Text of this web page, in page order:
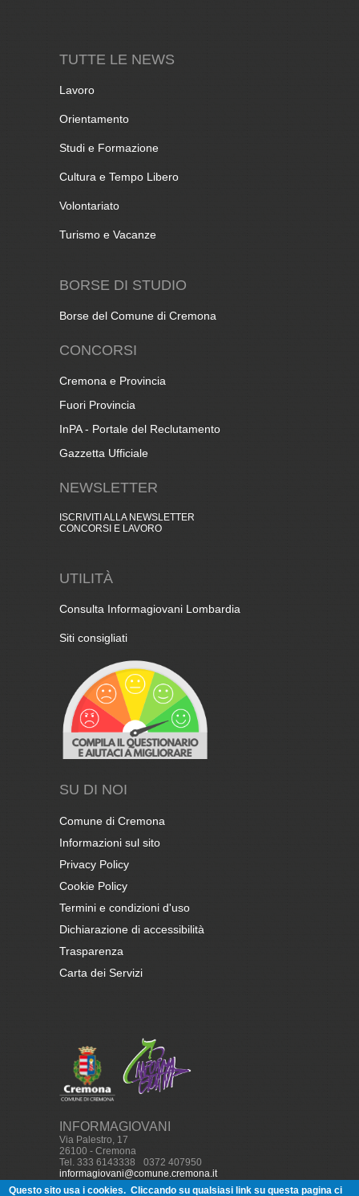
TUTTE LE NEWS
Lavoro
Orientamento
Studi e Formazione
Cultura e Tempo Libero
Volontariato
Turismo e Vacanze
BORSE DI STUDIO
Borse del Comune di Cremona
CONCORSI
Cremona e Provincia
Fuori Provincia
InPA - Portale del Reclutamento
Gazzetta Ufficiale
NEWSLETTER
ISCRIVITI ALLA NEWSLETTER
CONCORSI E LAVORO
UTILITÀ
Consulta Informagiovani Lombardia
Siti consigliati
SU DI NOI
Comune di Cremona
Informazioni sul sito
Privacy Policy
Cookie Policy
Termini e condizioni d'uso
Dichiarazione di accessibilità
Trasparenza
Carta dei Servizi
INFORMAGIOVANI
Via Palestro, 17
26100 - Cremona
Tel. 333 6143338
0372 407950
informagiovani@comune.cremona.it
Questo sito usa i cookies. Cliccando su qualsiasi link su questa pagina ci